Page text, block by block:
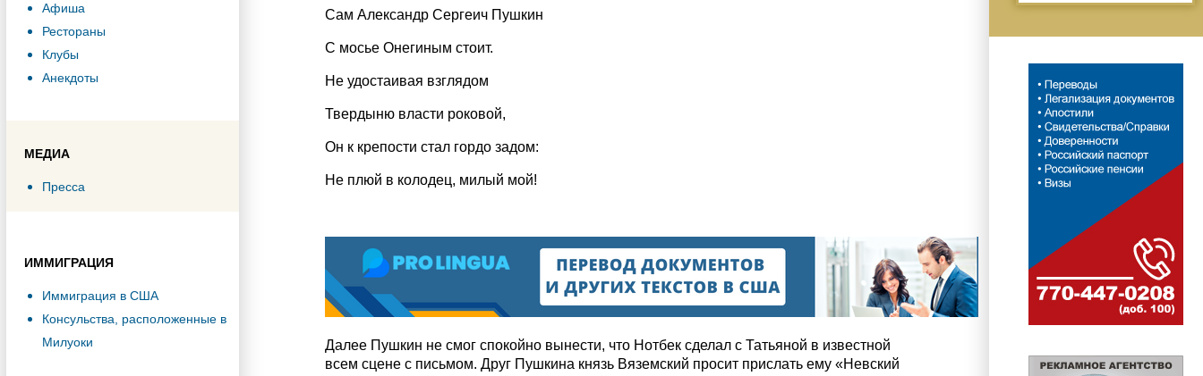
Афиша
Рестораны
Клубы
Анекдоты
МЕДИА
Пресса
ИММИГРАЦИЯ
Иммиграция в США
Консульства, расположенные в
Милуоки
Сам Александр Сергеич Пушкин
С мосье Онегиным стоит.
Не удостаивая взглядом
Твердыню власти роковой,
Он к крепости стал гордо задом:
Не плюй в колодец, милый мой!
Далее Пушкин не смог спокойно вынести, что Нотбек сделал с Татьяной в известной
всем сцене с письмом. Друг Пушкина князь Вяземский просит прислать ему «Невский